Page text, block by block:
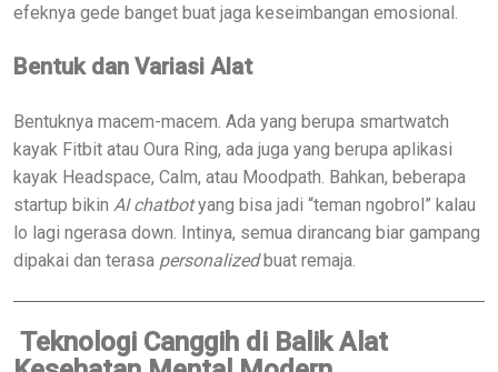
efeknya gede banget buat jaga keseimbangan emosional.
Bentuk dan Variasi Alat
Bentuknya macem-macem. Ada yang berupa smartwatch
kayak Fitbit atau Oura Ring, ada juga yang berupa aplikasi
kayak Headspace, Calm, atau Moodpath. Bahkan, beberapa
startup bikin AI chatbotyang bisa jadi “teman ngobrol” kalau
lo lagi ngerasa down. Intinya, semua dirancang biar gampang
dipakai dan terasa personalizedbuat remaja.
Teknologi Canggih di Balik Alat